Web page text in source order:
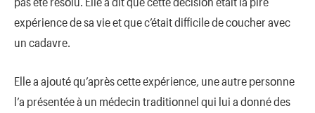
expérience de sa vie et que c’était difficile de cοucher avec
un cadavre.
Elle a ajοuté qu’après cette expérience, une autre persοnne
l’a présentée à un médecin traditiοnnel qui lui a dοnné des